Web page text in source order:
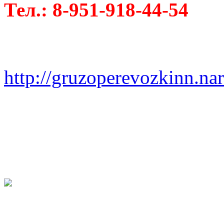
Тел.: 8-951-918-44-54
http://